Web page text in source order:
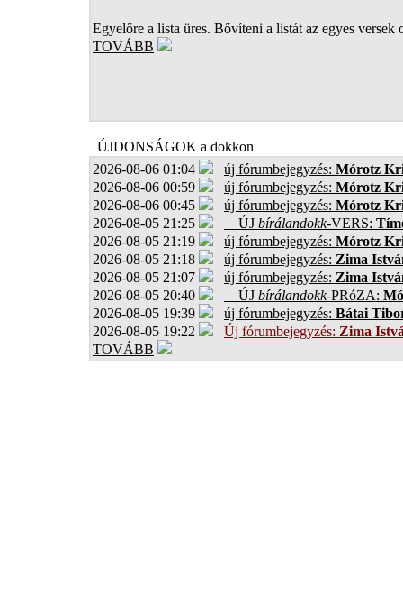
Egyelőre a lista üres. Bővíteni a listát az egyes versek
TOVÁBB
ÚJDONSÁGOK a dokkon
2026-08-06 01:04
új fórumbejegyzés: Mórotz
2026-08-06 00:59
új fórumbejegyzés: Mórotz
2026-08-06 00:45
új fórumbejegyzés: Mórotz
2026-08-05 21:25
ÚJ bírálandokk-VERS:
2026-08-05 21:19
új fórumbejegyzés: Mórotz
2026-08-05 21:18
új fórumbejegyzés: Zima
2026-08-05 21:07
új fórumbejegyzés: Zima
2026-08-05 20:40
ÚJ bírálandokk-PRóZA:
2026-08-05 19:39
új fórumbejegyzés: Bátai
2026-08-05 19:22
Új fórumbejegyzés: Zima
TOVÁBB